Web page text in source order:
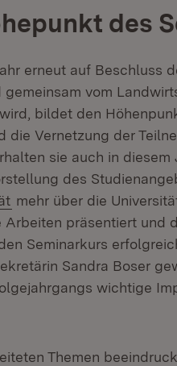
des
erneut auf Beschluss
vom
bildet den
die Vernetzung der
sie auch in
des
(Öffnet in neuem
mehr über die
präsentiert und
Seminarkurs
Sandra Boser
wichtige
Themen